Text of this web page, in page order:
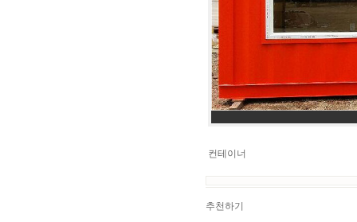
컨테이너
추천하기